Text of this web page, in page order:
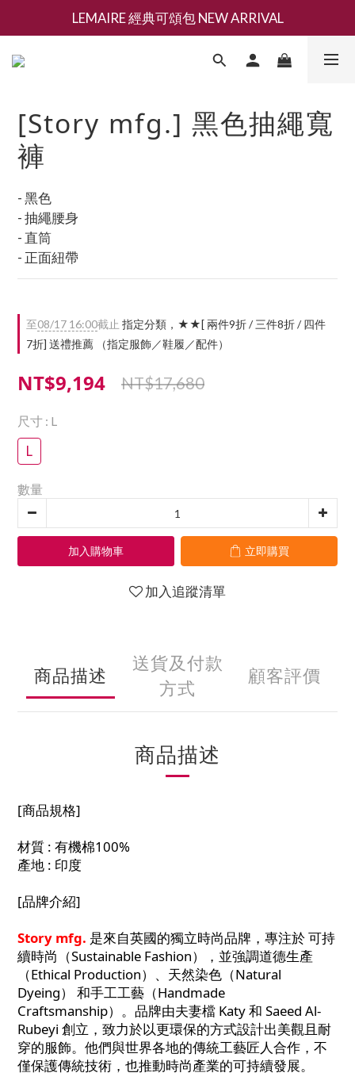
新會員募集現領抵用千元購物金
LEMAIRE 經典可頌包 NEW ARRIVAL
香氛 / 家居 / 餐廚 [ 全館折上兩件9折，三件享85折 】
[Story mfg.] 黑色抽繩寬
褲
- 黑色
- 抽繩腰身
- 直筒
- 正面紐帶
至08/17 16:00截止 指定分類，★★[ 兩件9折 / 三件8折 / 四件
7折] 送禮推薦 （指定服飾／鞋履／配件）
NT$9,194 NT$17,680
尺寸 : L
L
數量
加入購物車 立即購買
加入追蹤清單
商品描述
送貨及付款
方式
顧客評價
商品描述
[商品規格]
材質 : 有機棉100%
產地 : 印度
[品牌介紹]
Story mfg. 是來自英國的獨立時尚品牌，專注於 可持
續時尚（Sustainable Fashion），並強調道德生產
（Ethical Production）、天然染色（Natural
Dyeing） 和手工工藝（Handmade
Craftsmanship）。品牌由夫妻檔 Katy 和 Saeed Al-
Rubeyi 創立，致力於以更環保的方式設計出美觀且耐
穿的服飾。他們與世界各地的傳統工藝匠人合作，不
僅保護傳統技術，也推動時尚產業的可持續發展。